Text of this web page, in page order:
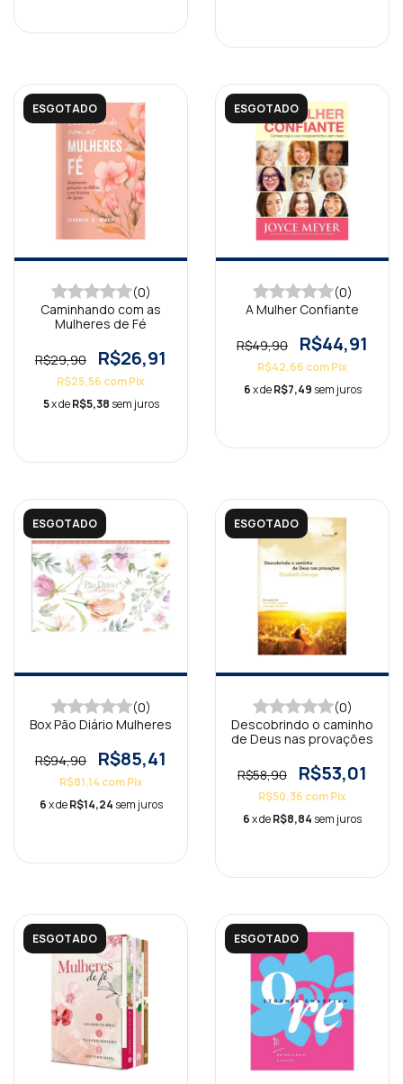
ESGOTADO
(0)
Caminhando com as
Mulheres de Fé
R$29,90 R$26,91
R$25,56 comPix
5x deR$5,38 sem juros
ESGOTADO
(0)
A Mulher Confiante
R$49,90 R$44,91
R$42,66 comPix
6x deR$7,49 sem juros
ESGOTADO
(0)
Box Pão Diário Mulheres
R$94,90 R$85,41
R$81,14 com Pix
6x deR$14,24 sem juros
ESGOTADO
(0)
Descobrindo o caminho
de Deus nas provações
R$58,90 R$53,01
R$50,36 comPix
6x deR$8,84 sem juros
ESGOTADO ESGOTADO